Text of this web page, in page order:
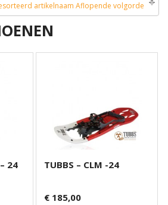
artikelnaam Aflopende volgorde
24 TUBBS – CLM -24
€ 185,00